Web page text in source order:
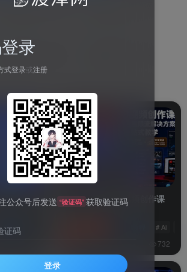
师之路
程教程
YouTube油管AI视频创作课
# Ai
732
录
式登录或注册
公众号后发送 “验证码” 获取验证码
证码
登录